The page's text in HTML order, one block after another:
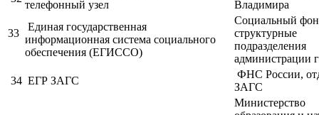
телефонный узел
Владимира
33
Единая государственная
информационная система социального
обеспечения (ЕГИССО)
Социальный
структурные
подразделения
администрации
34 ЕГР ЗАГС
ФНС России,
ЗАГС
Министерство